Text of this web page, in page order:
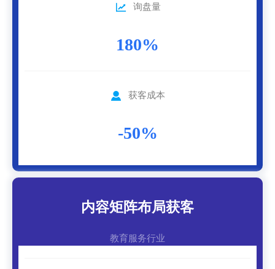
 询盘量
180%
 获客成本
-50%
内容矩阵布局获客
教育服务行业